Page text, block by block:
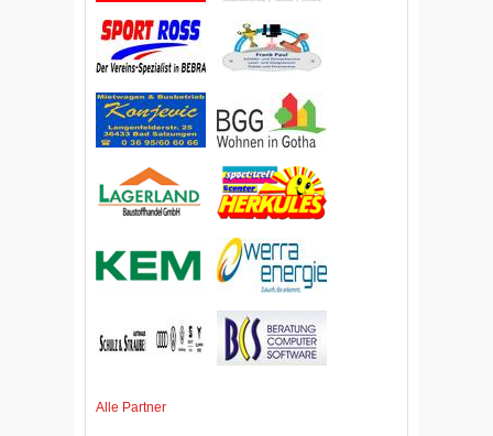
Alle Partner